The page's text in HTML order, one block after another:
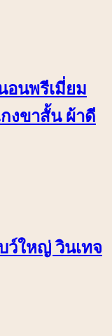
อนพรีเมี่ยม
งขาสั้น ผ้าดี
ว์ใหญ่ วินเทจ